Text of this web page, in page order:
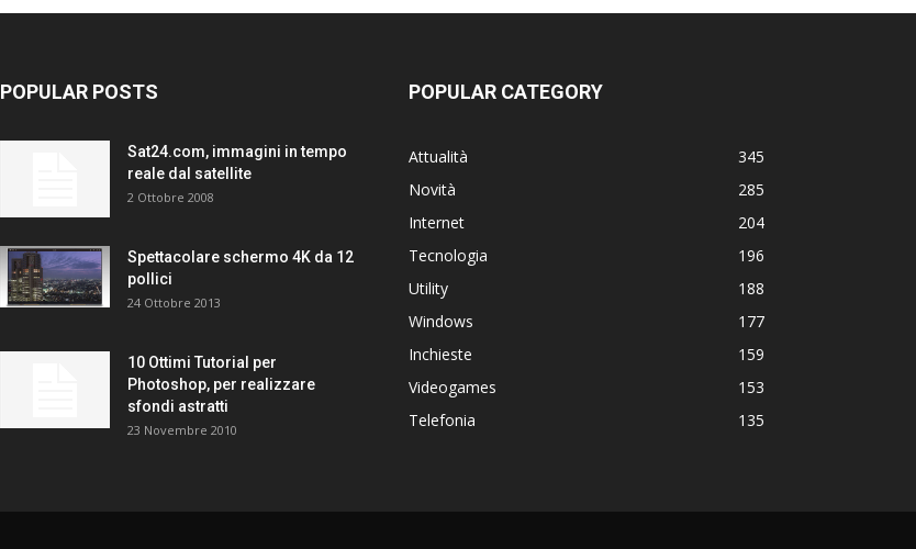
POPULAR POSTS
Sat24.com, immagini in tempo
reale dal satellite
2 Ottobre 2008
Spettacolare schermo 4K da 12
pollici
24 Ottobre 2013
10 Ottimi Tutorial per
Photoshop, per realizzare
sfondi astratti
23 Novembre 2010
POPULAR CATEGORY
Attualità
345
Novità
285
Internet
204
Tecnologia
196
Utility
188
Windows
177
Inchieste
159
Videogames
153
Telefonia
135